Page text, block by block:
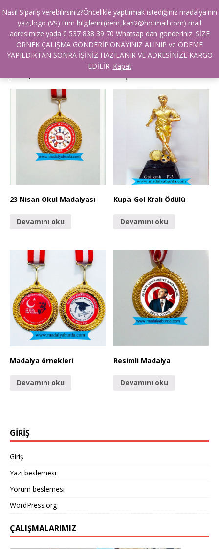
Ana Sayfa / Ürünler “madalya turnuva” olarak etiketlendi
madalya turnuva
Gösterilen sonuç sayısı: 4
23 Nisan Okul Madalyası
Devamını oku
Kupa-Gol Kralı Ödülü
Devamını oku
Madalya örnekleri
Devamını oku
Resimli Madalya
Devamını oku
GİRİŞ
Giriş
Yazı beslemesi
Yorum beslemesi
WordPress.org
ÇALIŞMALARIMIZ
Nasıl Sipariş verebilirsiniz?Öncelikle yaptırmak istediğiniz madalya'nın
yazı,logo (VS) tüm bilgilerini(dem_ka52@hotmail.com) mail
adresimize yada 0 537 838 39 70 Whatsap dan gönderiniz .SİZE
ÖRNEK ÇALIŞMA GÖNDERİP;ONAYINIZ ALINIP ve ÖDEME
YAPILDIKTAN SONRA İŞİNİZ HAZILANIR VE ADRESİNİZE KARGO
EDİLİR. Kapat